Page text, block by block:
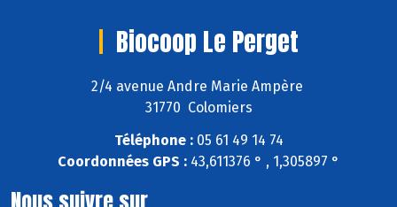
Biocoop Le Perget
2/4 avenue Andre Marie Ampère
31770 Colomiers
Téléphone :05 61 49 14 74
Coordonnées GPS : 43,611376 ° , 1,305897 °